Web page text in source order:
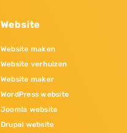
Website
Website maken
Website verhuizen
Website maker
WordPress website
Joomla website
Drupal website